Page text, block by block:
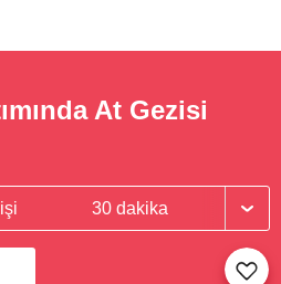
At Gezisi
30 dakika